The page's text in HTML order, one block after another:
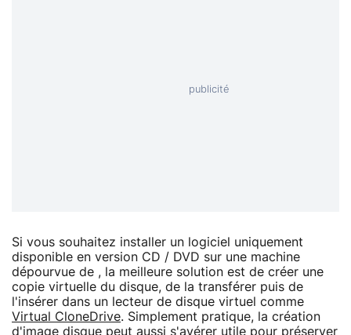
Si vous souhaitez installer un logiciel uniquement
disponible en version CD / DVD sur une machine
dépourvue de , la meilleure solution est de créer une
copie virtuelle du disque, de la transférer puis de
l'insérer dans un lecteur de disque virtuel comme
Virtual CloneDrive. Simplement pratique, la création
d'image disque peut aussi s'avérer utile pour préserver